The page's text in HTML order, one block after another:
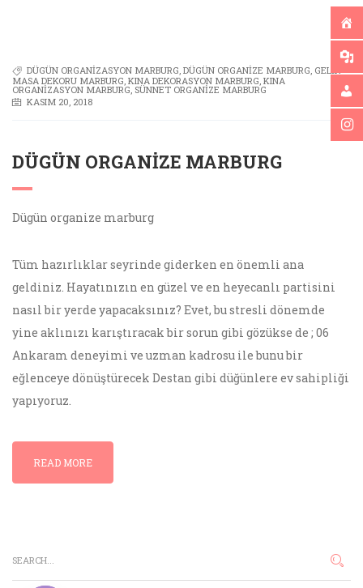
DÜGÜN ORGANIZASYON MARBURG, DÜGÜN ORGANIZE MARBURG, GELIN
MASA DEKORU MARBURG KINA DEKORASYON MARBURG KINA
ORGANIZASYON MARBURG SÜNNET ORGANIZE MARBURG
KASIM 20, 2018
DÜGÜN ORGANIZE MARBURG
Dügün organize marburg
Tüm hazırlıklar seyrinde giderken en önemli ana
geldiniz. Hayatınızın en güzel ve en heyecanlı partisini
nasıl bir yerde yapacaksınız? Evet, bu stresli dönemde
yine aklınızı karıştıracak bir sorun gibi gözükse de ; 06
Ankaram deneyimi ve uzman kadrosu ile bunu bir
eğlenceye dönüştürecek Destan gibi düğünlere ev sahipliği
yapıyoruz.
READ MORE